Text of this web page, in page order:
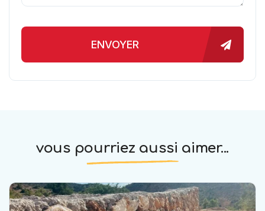
ENVOYER
vous pourriez aussi aimer...